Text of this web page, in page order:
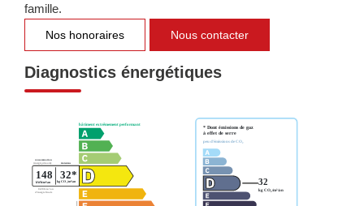
famille.
Nos honoraires Nous contacter
Diagnostics énergétiques